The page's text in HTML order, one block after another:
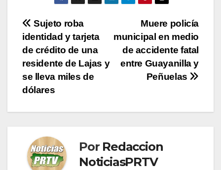
Navegación
de
entradas
Muere policía
municipal en medio
de accidente fatal
entre Guayanilla y
Peñuelas
Sujeto roba
identidad y tarjeta
de crédito de una
residente de Lajas y
se lleva miles de
dólares
Por Redaccion
NoticiasPRTV